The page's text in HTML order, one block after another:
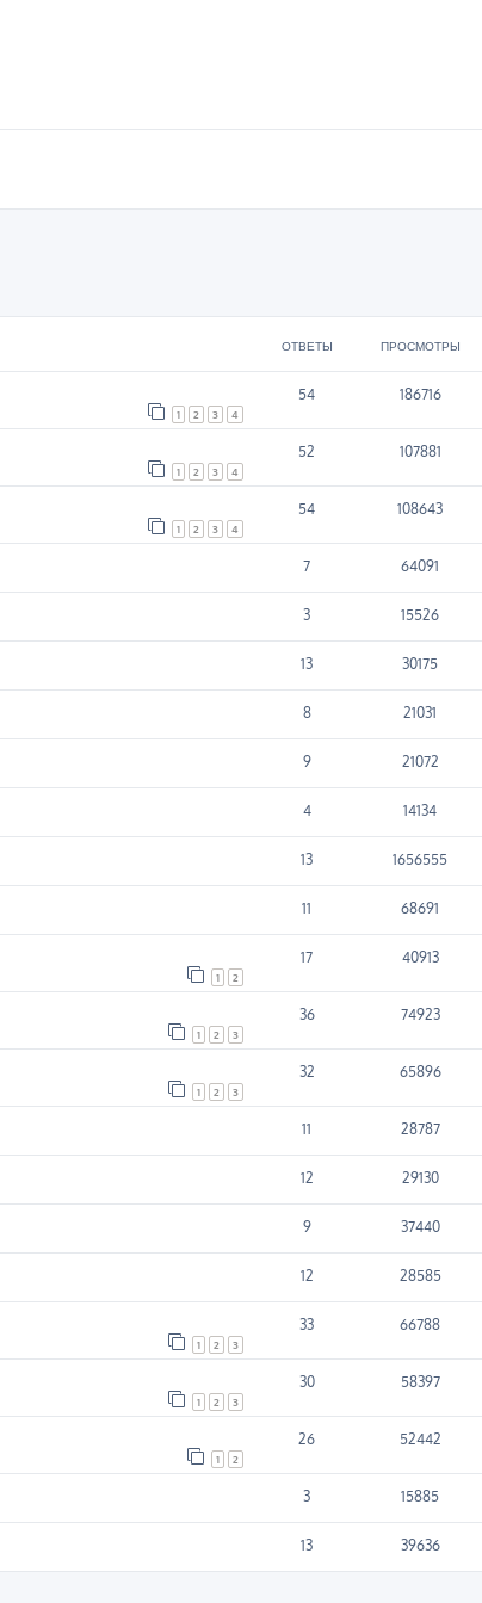
ОТВЕТЫ ПРОСМОТРЫ
1 2 3 4
54 186716
1 2 3 4
52 107881
1 2 3 4
54 108643
7 64091
3 15526
13 30175
8 21031
9 21072
4 14134
13 1656555
11 68691
1 2
17 40913
1 2 3
36 74923
1 2 3
32 65896
11 28787
12 29130
9 37440
12 28585
1 2 3
33 66788
1 2 3
30 58397
1 2
26 52442
3 15885
13 39636